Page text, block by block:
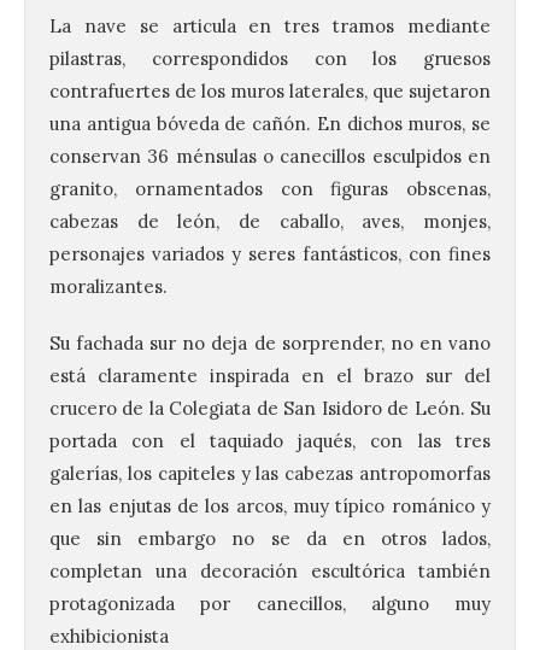
La nave se articula en tres tramos mediante
pilastras, correspondidos con los gruesos
contrafuertes de los muros laterales, que sujetaron
una antigua bóveda de cañón. En dichos muros, se
conservan 36 ménsulas o canecillos esculpidos en
granito, ornamentados con figuras obscenas,
cabezas de león, de caballo, aves, monjes,
personajes variados y seres fantásticos, con fines
moralizantes.
Su fachada sur no deja de sorprender, no en vano
está claramente inspirada en el brazo sur del
crucero de la Colegiata de San Isidoro de León. Su
portada con el taquiado jaqués, con las tres
galerías, los capiteles y las cabezas antropomorfas
en las enjutas de los arcos, muy típico románico y
que sin embargo no se da en otros lados,
completan una decoración escultórica también
protagonizada por canecillos, alguno muy
exhibicionista